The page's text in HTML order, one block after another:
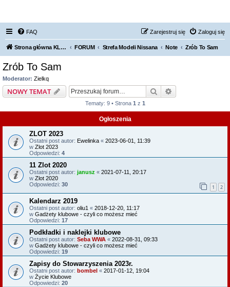
FAQ Zaloguj się
Zarejestruj się
Strona główna KLUBU FORUM Strefa Modeli Nissana Note Zrób To Sam
Zrób To Sam
Moderator: Zielkq
NOWY TEMAT Szukaj
Tematy: 9 • Strona 1 z 1
Ogłoszenia
ZLOT 2023
Ostatni post autor: Ewelinka « 2023-06-01, 11:39
w Zlot 2023
Odpowiedzi: 4
11 Zlot 2020
Ostatni post autor: janusz « 2021-07-11, 20:17
w Zlot 2020
Odpowiedzi: 30 1 2
Kalendarz 2019
Ostatni post autor: oliu1 « 2018-12-20, 11:17
w Gadżety klubowe - czyli co możesz mieć
Odpowiedzi: 17
Podkładki i naklejki klubowe
Ostatni post autor: Seba WWA « 2022-08-31, 09:33
w Gadżety klubowe - czyli co możesz mieć
Odpowiedzi: 19
Zapisy do Stowarzyszenia 2023r.
Ostatni post autor: bombel « 2017-01-12, 19:04
w Życie Klubowe
Odpowiedzi: 20